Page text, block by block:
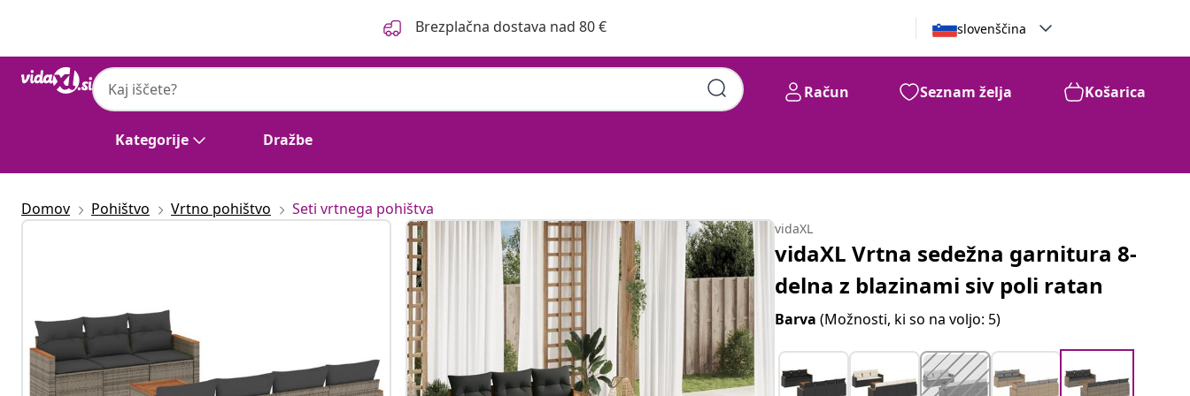
Brezplačna dostava nad 80 € slovenščina
Kategorije Dražbe
Račun Seznam želja Košarica
Domov Pohištvo Vrtno pohištvo Seti vrtnega pohištva
vidaXL
vidaXL Vrtna sedežna garnitura 8-
delna z blazinami siv poli ratan
Barva(Možnosti, ki so na voljo: 5)